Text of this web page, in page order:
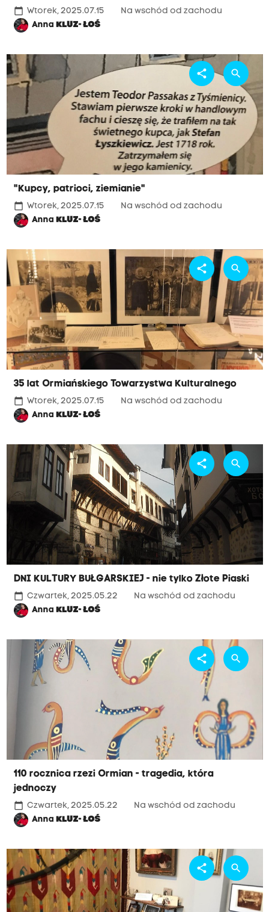
calendar_today Wtorek, 2025.07.15
Na wschód od zachodu
AnnaKLUZ- ŁOŚ
"Kupcy, patrioci, ziemianie"
calendar_today Wtorek, 2025.07.15
Na wschód od zachodu
AnnaKLUZ- ŁOŚ
share search
35 lat Ormiańskiego Towarzystwa Kulturalnego
calendar_today Wtorek, 2025.07.15
Na wschód od zachodu
AnnaKLUZ- ŁOŚ
share search
DNI KULTURY BUŁGARSKIEJ - nie tylko Złote Piaski
calendar_today Czwartek, 2025.05.22
Na wschód od zachodu
AnnaKLUZ- ŁOŚ
share search
110 rocznica rzezi Ormian - tragedia, która
jednoczy
calendar_today Czwartek, 2025.05.22
Na wschód od zachodu
AnnaKLUZ- ŁOŚ
share search
share search